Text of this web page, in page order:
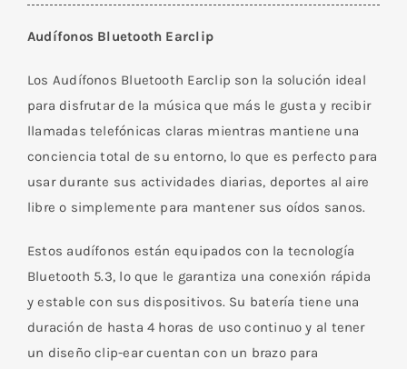
Audífonos Bluetooth Earclip
Los Audífonos Bluetooth Earclip son la solución ideal
para disfrutar de la música que más le gusta y recibir
llamadas telefónicas claras mientras mantiene una
conciencia total de su entorno, lo que es perfecto para
usar durante sus actividades diarias, deportes al aire
libre o simplemente para mantener sus oídos sanos.
Estos audífonos están equipados con la tecnología
Bluetooth 5.3, lo que le garantiza una conexión rápida
y estable con sus dispositivos. Su batería tiene una
duración de hasta 4 horas de uso continuo y al tener
un diseño clip-ear cuentan con un brazo para